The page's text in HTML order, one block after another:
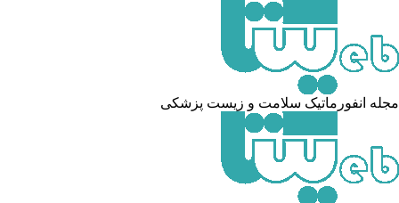
انفورماتیک سلامت و زیست پزشکی